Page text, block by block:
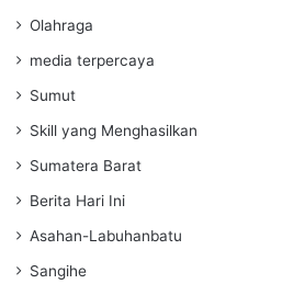
Olahraga
media terpercaya
Sumut
Skill yang Menghasilkan
Sumatera Barat
Berita Hari Ini
Asahan-Labuhanbatu
Sangihe